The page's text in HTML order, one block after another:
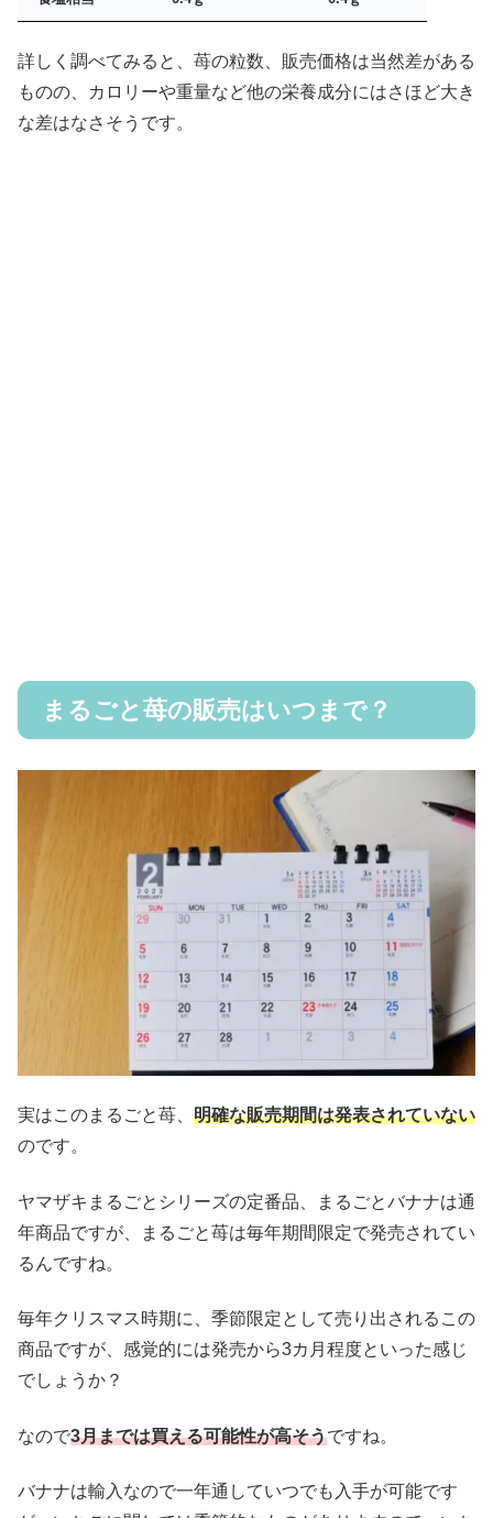
詳しく調べてみると、苺の粒数、販売価格は当然差がある
ものの、カロリーや重量など他の栄養成分にはさほど大き
な差はなさそうです。
まるごと苺の販売はいつまで？
実はこのまるごと苺、 明確な販売期間は発表されていない
のです。
ヤマザキまるごとシリーズの定番品、まるごとバナナは通
年商品ですが、まるごと苺は毎年期間限定で発売されてい
るんですね。
毎年クリスマス時期に、季節限定として売り出されるこの
商品ですが、感覚的には発売から3カ月程度といった感じ
でしょうか？
なので3月までは買える可能性が高そうですね。
バナナは輸入なので一年通していつでも入手が可能です